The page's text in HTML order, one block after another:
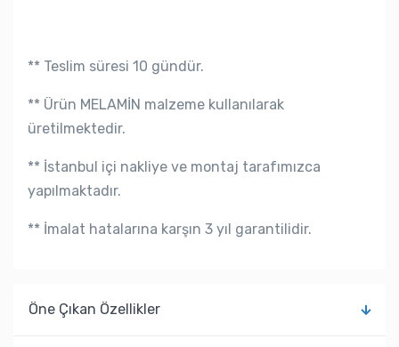
** Teslim süresi 10 gündür.
** Ürün MELAMİN malzeme kullanılarak
üretilmektedir.
** İstanbul içi nakliye ve montaj tarafımızca
yapılmaktadır.
** İmalat hatalarına karşın 3 yıl garantilidir.
Öne Çıkan Özellikler